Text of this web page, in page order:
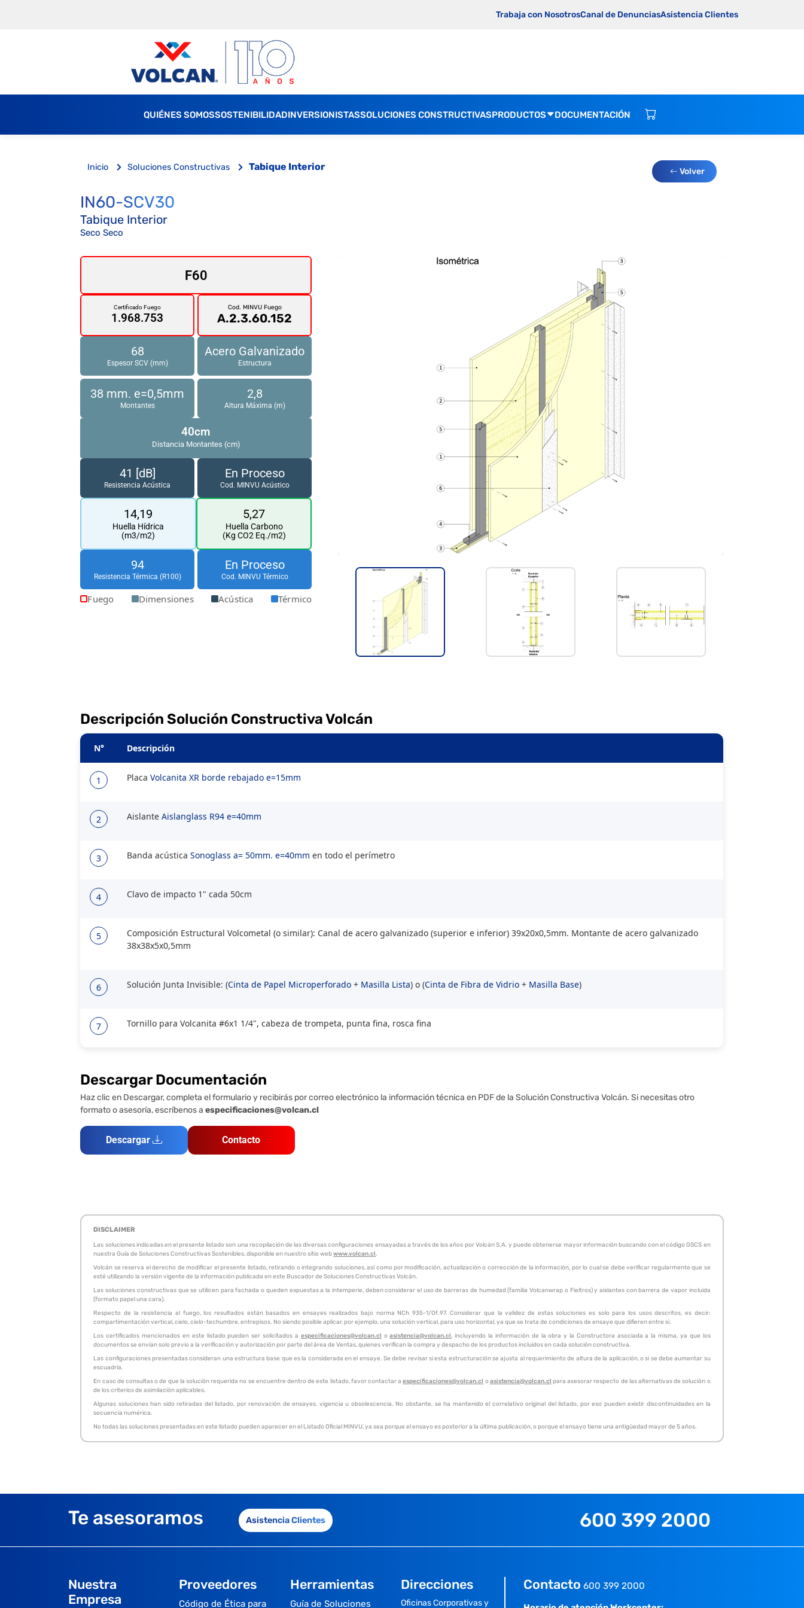
Trabaja con NosotrosCanal de DenunciasAsistencia Clientes
QUIÉNES SOMOSSOSTENIBILIDADINVERSIONISTASSOLUCIONES CONSTRUCTIVASPRODUCTOS DOCUMENTACIÓN
Inicio Soluciones Constructivas Tabique Interior Volver
IN60-SCV30
Tabique Interior
Seco Seco
F60
Certificado Fuego
1.968.753
Cod. MINVU Fuego
A.2.3.60.152
68
Espesor SCV (mm)
Acero Galvanizado
Estructura
38 mm. e=0,5mm
Montantes
2,8
Altura Máxima (m)
40cm
Distancia Montantes (cm)
41 [dB]
Resistencia Acústica
En Proceso
Cod. MINVU Acústico
14,19
Huella Hídrica
(m3/m2)
5,27
Huella Carbono
(Kg CO2 Eq./m2)
94
Resistencia Térmica (R100)
En Proceso
Cod. MINVU Térmico
Fuego Dimensiones Acústica Térmico
Descripción Solución Constructiva Volcán
N° Descripción
1 PlacaVolcanita XR borde rebajado e=15mm
2 AislanteAislanglass R94 e=40mm
3 Banda acústicaSonoglass a= 50mm. e=40mm en todo el perímetro
4 Clavo de impacto 1" cada 50cm
5
Composición Estructural Volcometal (o similar): Canal de acero galvanizado (superior e inferior) 39x20x0,5mm. Montante de acero galvanizado
38x38x5x0,5mm
6 Solución Junta Invisible: (Cinta de Papel Microperforado + Masilla Lista) o (Cinta de Fibra de Vidrio + Masilla Base)
7 Tornillo para Volcanita #6x1 1/4", cabeza de trompeta, punta fina, rosca fina
Descargar Documentación
Haz clic en Descargar, completa el formulario y recibirás por correo electrónico la información técnica en PDF de la Solución Constructiva Volcán. Si necesitas otro
formato o asesoría, escríbenos aespecificaciones@volcan.cl
Descargar Contacto
DISCLAIMER
Las soluciones indicadas en el presente listado son una recopilación de las diversas configuraciones ensayadas a través de los años por Volcán S.A. y puede obtenerse mayor información buscando con el código GSCS en
nuestra Guía de Soluciones Constructivas Sostenibles, disponible en nuestro sitio webwww.volcan.cl.
Volcán se reserva el derecho de modificar el presente listado, retirando o integrando soluciones, así como por modificación, actualización o corrección de la información, por lo cual se debe verificar regularmente que se
esté utilizando la versión vigente de la información publicada en este Buscador de Soluciones Constructivas Volcán.
Las soluciones constructivas que se utilicen para fachada o queden expuestas a la intemperie, deben considerar el uso de barreras de humedad (familia Volcanwrap o Fieltros) y aislantes con barrera de vapor incluida
(formato papel una cara).
Respecto de la resistencia al fuego, los resultados están basados en ensayes realizados bajo norma NCh 935-1/Of.97. Considerar que la validez de estas soluciones es solo para los usos descritos, es decir:
compartimentación vertical, cielo, cielo-techumbre, entrepisos. No siendo posible aplicar, por ejemplo, una solución vertical, para uso horizontal, ya que se trata de condiciones de ensaye que difieren entre si.
Los certificados mencionados en este listado pueden ser solicitados a especificaciones@volcan.cl oasistencia@volcan.cl, incluyendo la información de la obra y la Constructora asociada a la misma, ya que los
documentos se envían solo previo a la verificación y autorización por parte del área de Ventas, quienes verifican la compra y despacho de los productos incluidos en cada solución constructiva.
Las configuraciones presentadas consideran una estructura base que es la considerada en el ensaye. Se debe revisar si esta estructuración se ajusta al requerimiento de altura de la aplicación, o si se debe aumentar su
escuadría.
En caso de consultas o de que la solución requerida no se encuentre dentro de este listado, favor contactar aespecificaciones@volcan.cl oasistencia@volcan.cl para asesorar respecto de las alternativas de solución o
de los criterios de asimilación aplicables.
Algunas soluciones han sido retiradas del listado, por renovación de ensayes, vigencia u obsolescencia. No obstante, se ha mantenido el correlativo original del listado, por eso pueden existir discontinuidades en la
secuencia numérica.
No todas las soluciones presentadas en este listado pueden aparecer en el Listado Oficial MINVU, ya sea porque el ensayo es posterior a la última publicación, o porque el ensayo tiene una antigüedad mayor de 5 años.
Te asesoramos Asistencia Clientes 600 399 2000
Nuestra
Empresa
Proveedores
Código de Ética para
Herramientas
Guía de Soluciones
Direcciones
Oficinas Corporativas y
Contacto 600 399 2000